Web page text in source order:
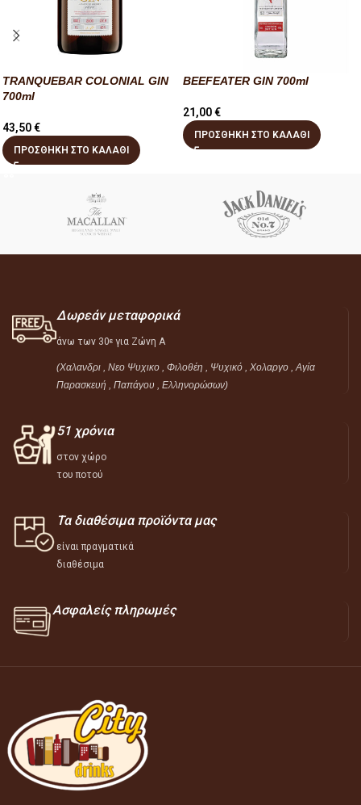
TRANQUEBAR COLONIAL GIN
700ml
43,50€
ΠΡΟΣΘΉΚΗ ΣΤΟ ΚΑΛΆΘΙ
BEEFEATER GIN 700ml
21,00€
ΠΡΟΣΘΉΚΗ ΣΤΟ ΚΑΛΆΘΙ
Δωρεάν μεταφορικά
άνω των 30ε για Ζώνη Α
(Χαλανδρι , Νεο Ψυχικο , Φιλοθέη , Ψυχικό , Χολαργο , Αγία
Παρασκευή , Παπάγου , Ελληνορώσων)
51 χρόνια
στον χώρο
του ποτού
Τα διαθέσιμα προϊόντα μας
είναι πραγματικά
διαθέσιμα
Ασφαλείς πληρωμές